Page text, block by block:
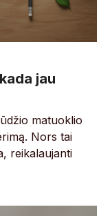
jau
matuoklio
Nors tai
reikalaujanti